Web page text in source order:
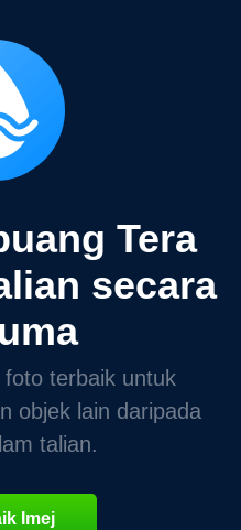
Tera
secara
terbaik untuk
objek lain daripada
talian.
Imej